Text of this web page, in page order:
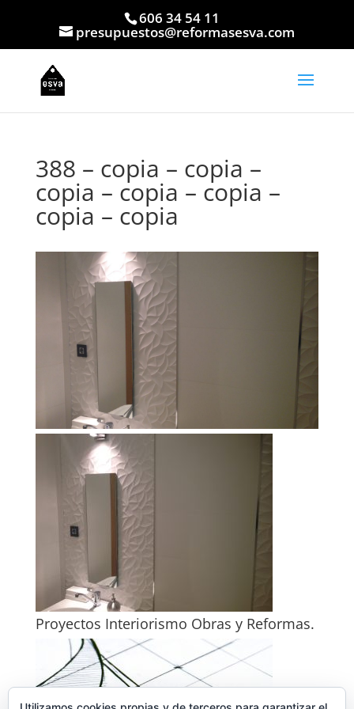
606 34 54 11
presupuestos@reformasesva.com
388 – copia – copia –
copia – copia – copia –
copia – copia
Proyectos Interiorismo Obras y Reformas.